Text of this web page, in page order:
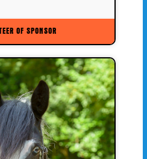
OF SPONSOR